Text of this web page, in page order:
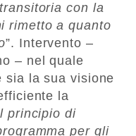
con la
rimetto a quanto
”. Intervento –
– nel quale
sia la sua visione
la
principio di
per gli